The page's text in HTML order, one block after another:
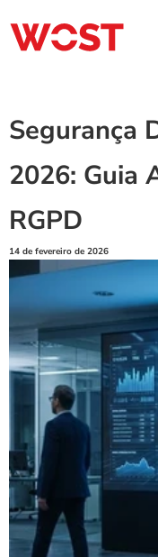
Segurança
2026: Guia
RGPD
14 de fevereiro de 2026